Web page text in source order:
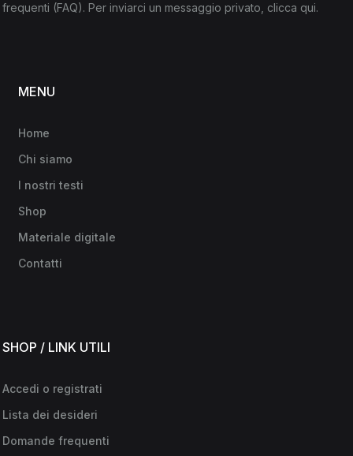
frequenti (FAQ). Per inviarci un messaggio privato, clicca qui.
MENU
Home
Chi siamo
I nostri testi
Shop
Materiale digitale
Contatti
SHOP / LINK UTILI
Accedi o registrati
Lista dei desideri
Domande frequenti